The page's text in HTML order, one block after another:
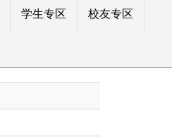
学生专区 校友专区